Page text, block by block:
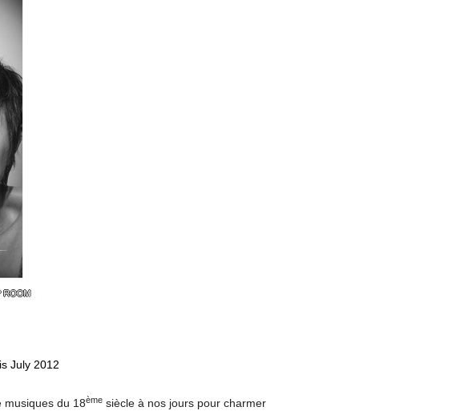
July 2012
musiques du 18èmesiècle à nos jours pour charmer